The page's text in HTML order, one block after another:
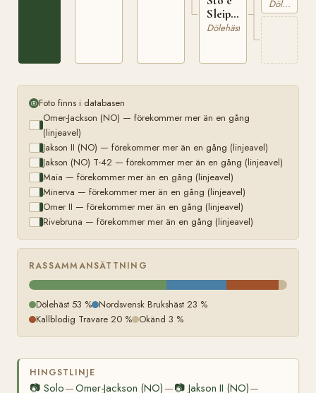
Sleipner
N 395
Dölehäst
395
Dölehäst
Foto finns i databasen
Omer-Jackson (NO) — förekommer mer än en gång
(linjeavel)
Jakson II (NO) — förekommer mer än en gång (linjeavel)
Jakson (NO) T-42 — förekommer mer än en gång (linjeavel)
Maia — förekommer mer än en gång (linjeavel)
Minerva — förekommer mer än en gång (linjeavel)
Omer II — förekommer mer än en gång (linjeavel)
Rivebruna — förekommer mer än en gång (linjeavel)
RASSAMMANSÄTTNING
Dölehäst 53 % Nordsvensk Brukshäst 23 %
Kallblodig Travare 20 % Okänd 3 %
HINGSTLINJE
📷 Solo—Omer-Jackson (NO) —📷 Jakson II (NO)—